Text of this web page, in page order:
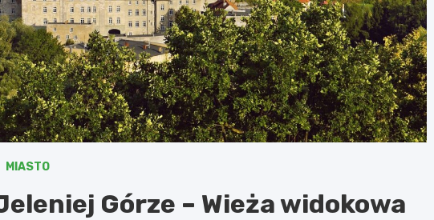
MIASTO
Górze – Wieża widokowa